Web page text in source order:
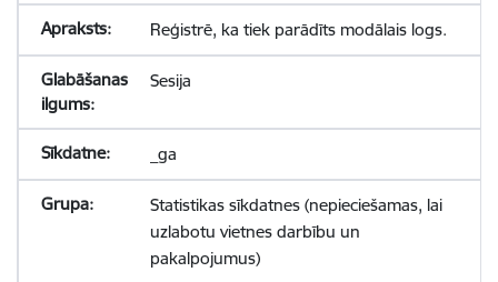
Reģistrē, ka tiek parādīts modālais logs.
Sesija
_ga
Statistikas sīkdatnes (nepieciešamas, lai
uzlabotu vietnes darbību un
pakalpojumus)